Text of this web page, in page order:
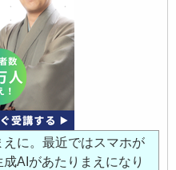
に。最近ではスマホが
AIがあたりまえになり